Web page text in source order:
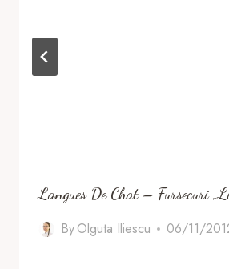
Langues De Chat – Fursecuri
ByOlguta Iliescu 06/11/